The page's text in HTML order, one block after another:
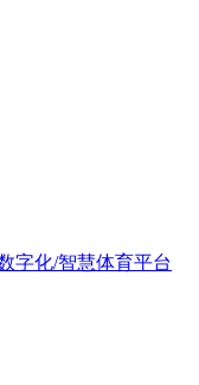
字化/智慧体育平台